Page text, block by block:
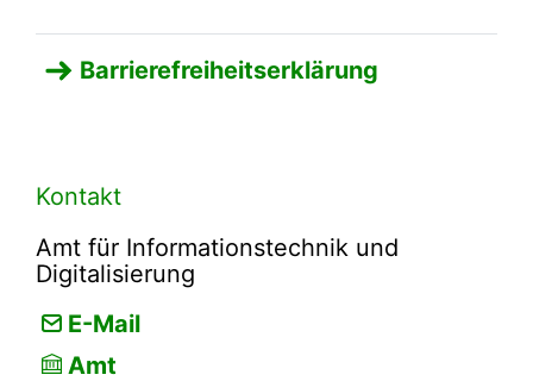
Barrierefreiheitserklärung
Kontakt
Amt für Informationstechnik und
Digitalisierung
E-Mail
Amt